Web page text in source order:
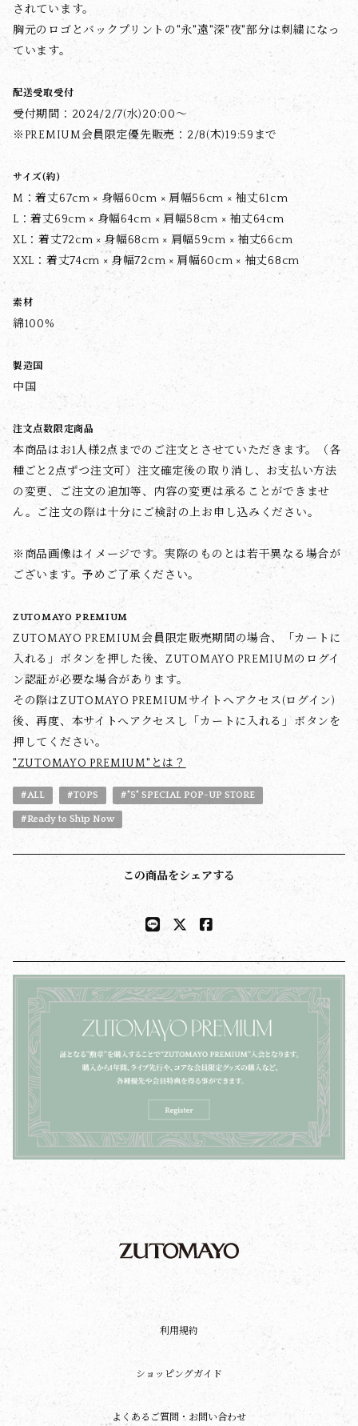
されています。
胸元のロゴとバックプリントの"永"遠"深"夜"部分は刺繍になっ
ています。
配送受取受付
受付期間：2024/2/7(水)20:00～
※PREMIUM会員限定優先販売：2/8(木)19:59まで
サイズ(約)
M：着丈67cm × 身幅60cm × 肩幅56cm × 袖丈61cm
L：着丈69cm × 身幅64cm × 肩幅58cm × 袖丈64cm
XL：着丈72cm × 身幅68cm × 肩幅59cm × 袖丈66cm
XXL：着丈74cm × 身幅72cm × 肩幅60cm × 袖丈68cm
素材
綿100%
製造国
中国
注文点数限定商品
本商品はお1人様2点までのご注文とさせていただきます。（各
種ごと2点ずつ注文可）注文確定後の取り消し、お支払い方法
の変更、ご注文の追加等、内容の変更は承ることができませ
ん。ご注文の際は十分にご検討の上お申し込みください。
※商品画像はイメージです。実際のものとは若干異なる場合が
ございます。予めご了承ください。
ZUTOMAYO PREMIUM
ZUTOMAYO PREMIUM会員限定販売期間の場合、「カートに
入れる」ボタンを押した後、ZUTOMAYO PREMIUMのログイ
ン認証が必要な場合があります。
その際はZUTOMAYO PREMIUMサイトへアクセス(ログイン)
後、再度、本サイトへアクセスし「カートに入れる」ボタンを
押してください。
"ZUTOMAYO PREMIUM"とは？
#ALL #TOPS #"5" SPECIAL POP-UP STORE
#Ready to Ship Now
この商品をシェアする
利用規約
ショッピングガイド
よくあるご質問・お問い合わせ